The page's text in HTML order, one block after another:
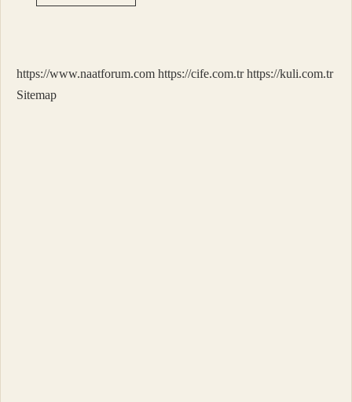
Devleti
https://www.naatforum.com https://cife.com.tr https://kuli.com.tr
Sitemap